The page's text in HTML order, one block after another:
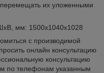
их уложенными
мм: 1500х1040х1028
с производимой
онлайн консультацию
консультацию
по телефонам указанным